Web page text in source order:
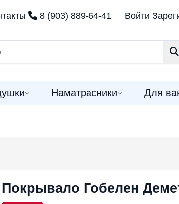
8 (903) 889-64-41 Войти
Наматрасники Для
Покрывало Гобелен